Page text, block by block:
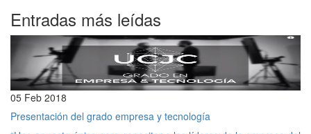
Entradas más leídas
05 Feb 2018
Presentación del grado empresa y tecnología